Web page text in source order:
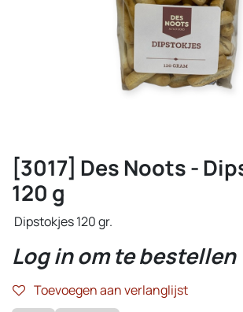
[3017] Des Noots -
120 g
Dipstokjes 120 gr.
Log in om te bestellen
Toevoegen aan verlanglijst